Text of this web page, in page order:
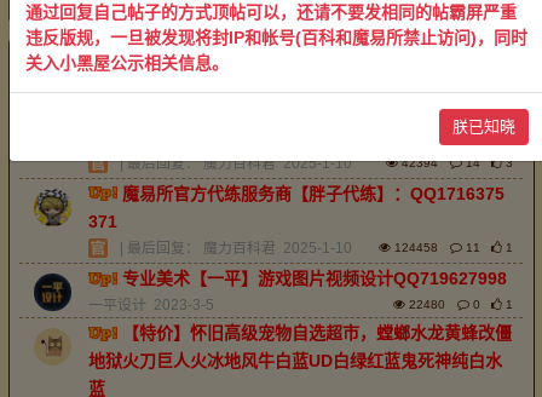
最新 精华
魔易所官方中介服务商【老淡】唯一QQ38387541
| 最后回复： 魔力百科君 2025-1-10 42394 14 3
魔易所官方代练服务商【胖子代练】：QQ1716375
371
| 最后回复： 魔力百科君 2025-1-10 124458 11 1
专业美术【一平】游戏图片视频设计QQ719627998
一平设计 2023-3-5 22480 0 1
【特价】怀旧高级宠物自选超市，螳螂水龙黄蜂改僵
地狱火刀巨人火冰地风牛白蓝UD白绿红蓝鬼死神纯白水
蓝
通过回复自己帖子的方式顶帖可以，还请不要发相同的帖霸屏严重
违反版规，一旦被发现将封IP和帐号(百科和魔易所禁止访问)，同时
关入小黑屋公示相关信息。
朕已知晓